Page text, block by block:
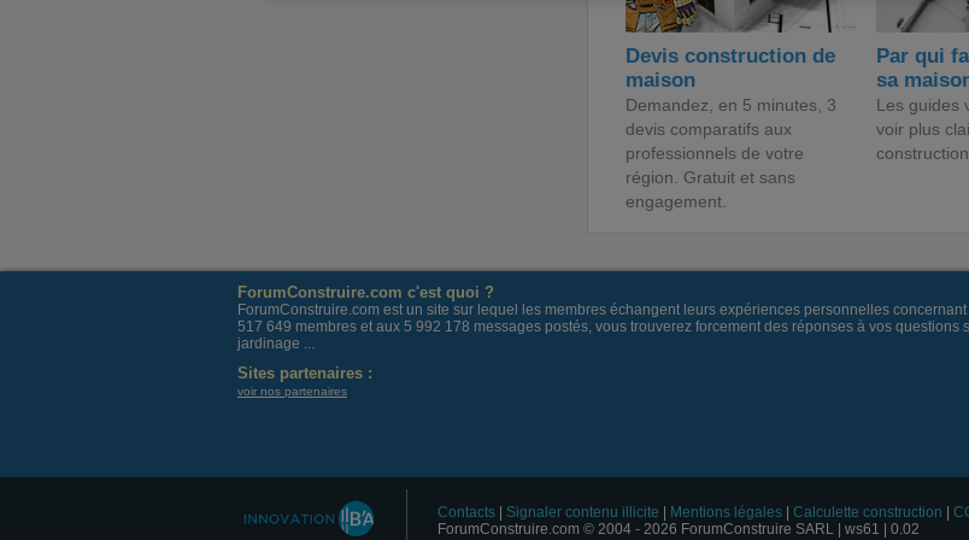
Devis construction de
maison
Demandez, en 5 minutes, 3
devis comparatifs aux
professionnels de votre
région. Gratuit et sans
engagement.
Par qui
sa
Les guides
voir plus
construction.
ForumConstruire.com c'est quoi ?
ForumConstruire.com est un site sur lequel les membres échangent leurs expériences personnelles
517 649 membres et aux 5 992 178 messages postés, vous trouverez forcement des réponses à vos
jardinage ...
Sites partenaires :
voir nos partenaires
Contacts Signaler contenu illicite Mentions légales Calculette construction
ForumConstruire.com © 2004 - 2026 ForumConstruire SARL | ws61 | 0.02